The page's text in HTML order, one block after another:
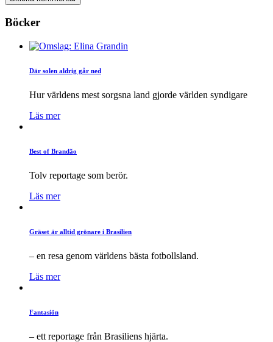
Böcker
Där solen aldrig går ned
Hur världens mest sorgsna land gjorde världen syndigare
Läs mer
Best of Brandão
Tolv reportage som berör.
Läs mer
Gräset är alltid grönare i Brasilien
– en resa genom världens bästa fotbollsland.
Läs mer
Fantasiön
– ett reportage från Brasiliens hjärta.